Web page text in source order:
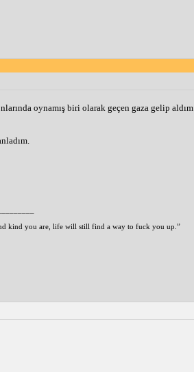
oynamış biri olarak geçen gaza gelip aldım.
kind you are, life will still find a way to fuck you up.”